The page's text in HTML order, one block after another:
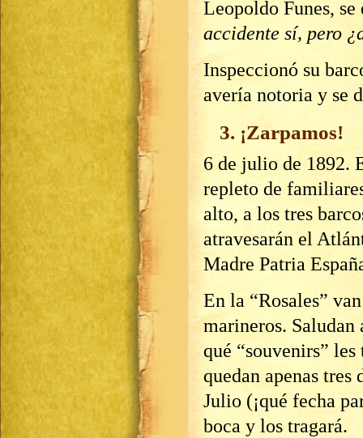
Leopoldo Funes,
accidente sí, pero
Inspeccionó su
avería notoria y se
3. ¡Zarpamos!
6 de julio de 1892.
repleto de
alto, a los tres
atravesarán el
Madre Patria
En la “Rosales”
marineros. Saludan
qué “souvenirs”
quedan apenas
Julio (¡qué fecha
boca y los tragará.